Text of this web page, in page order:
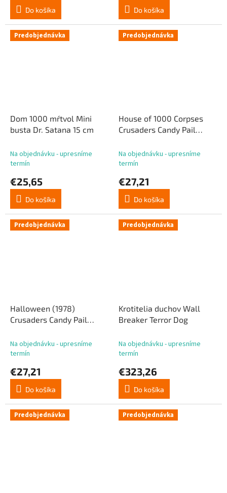
Do košíka Do košíka
Predobjednávka
Dom 1000 mŕtvol Mini
busta Dr. Satana 15 cm
Na objednávku - upresníme
termín
€25,65
Do košíka
Predobjednávka
House of 1000 Corpses
Crusaders Candy Pail
Na objednávku - upresníme
termín
€27,21
Do košíka
Predobjednávka
Halloween (1978)
Crusaders Candy Pail
Na objednávku - upresníme
termín
€27,21
Do košíka
Predobjednávka
Krotitelia duchov Wall
Breaker Terror Dog
Na objednávku - upresníme
termín
€323,26
Do košíka
Predobjednávka Predobjednávka